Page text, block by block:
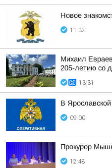
Новое
11:32
Михаил
205-летию со
13:31
В
09:00
Прокурор
12:48